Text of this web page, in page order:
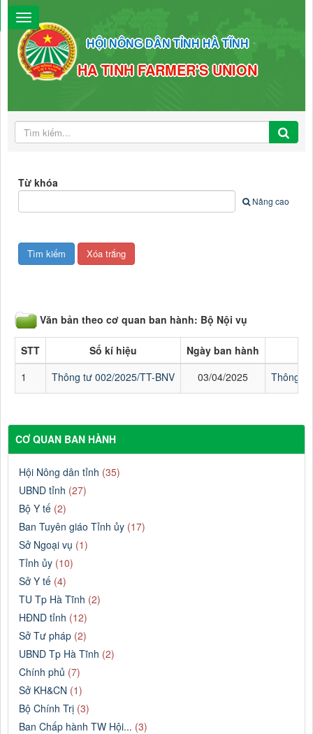
HỘI NÔNG DÂN TỈNH HÀ TĨNH
HA TINH FARMER'S UNION
Từ khóa
Nâng cao
Văn bản theo cơ quan ban hành: Bộ Nội vụ
STT Số kí hiệu
Ngày ban hành
1
Thông tư 002/2025/TT-BNV 03/04/2025 Thông
CƠ QUAN BAN HÀNH
Hội Nông dân tỉnh (35)
UBND tỉnh (27)
Bộ Y tế (2)
Ban Tuyên giáo Tỉnh ủy (17)
Sở Ngoại vụ (1)
Tỉnh ủy (10)
Sở Y tế (4)
TU Tp Hà Tĩnh (2)
HĐND tỉnh (12)
Sở Tư pháp (2)
UBND Tp Hà Tĩnh (2)
Chính phủ (7)
Sở KH&CN (1)
Bộ Chính Trị (3)
Ban Chấp hành TW Hội... (3)